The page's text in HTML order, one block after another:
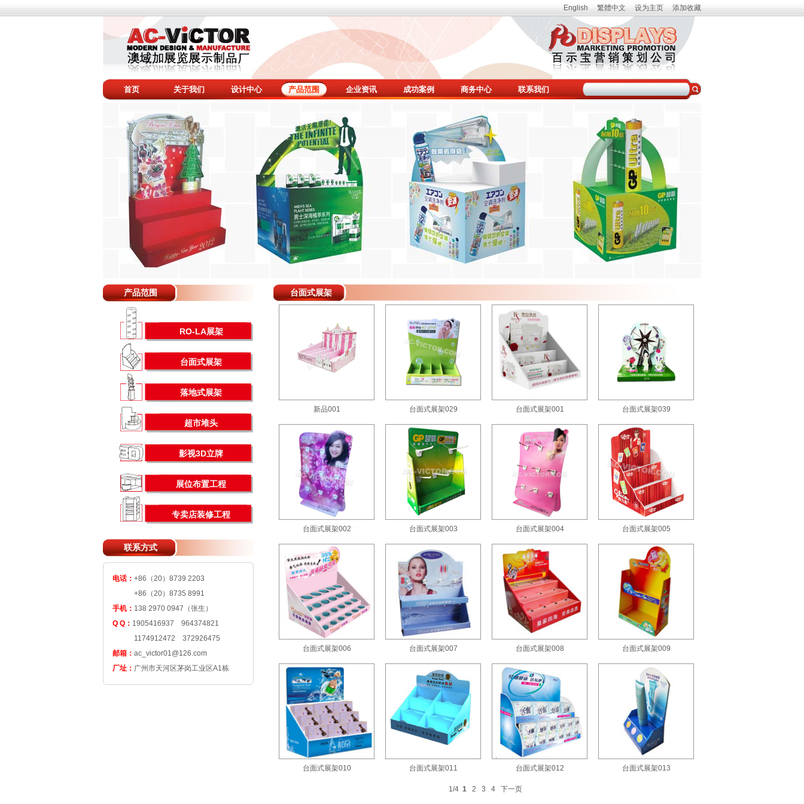
English 繁體中文 设为主页 添加收藏
首页 关于我们 设计中心 产品范围 企业资讯 成功案例 商务中心 联系我们
台面式展架
新品001 台面式展架029 台面式展架001 台面式展架039
台面式展架002 台面式展架003 台面式展架004 台面式展架005
台面式展架006 台面式展架007 台面式展架008 台面式展架009
台面式展架010 台面式展架011 台面式展架012 台面式展架013
1/4 1 2 3 4 下一页
产品范围
RO-LA展架
台面式展架
落地式展架
超市堆头
影视3D立牌
展位布置工程
专卖店装修工程
联系方式
电话： +86（20）8739 2203
+86（20）8735 8991
手机： 138 2970 0947（张生）
Q Q： 1905416937 964374821
1174912472 372926475
邮箱： ac_victor01@126.com
厂址： 广州市天河区茅岗工业区A1栋